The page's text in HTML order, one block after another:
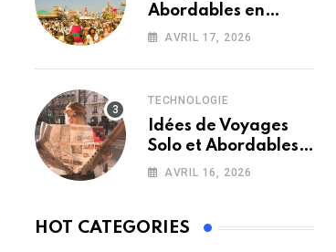
Abordables en
France : Loin des
AVRIL 17, 2026
TECHNOLOGIE
Idées de Voyages
Solo et Abordables
en France le
AVRIL 16, 2026
HOT CATEGORIES